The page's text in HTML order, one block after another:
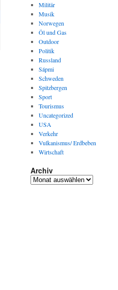
Militär
Musik
Norwegen
Öl und Gas
Outdoor
Politik
Russland
Sápmi
Schweden
Spitzbergen
Sport
Tourismus
Uncategorized
USA
Verkehr
Vulkanismus/ Erdbeben
Wirtschaft
Archiv
Archiv